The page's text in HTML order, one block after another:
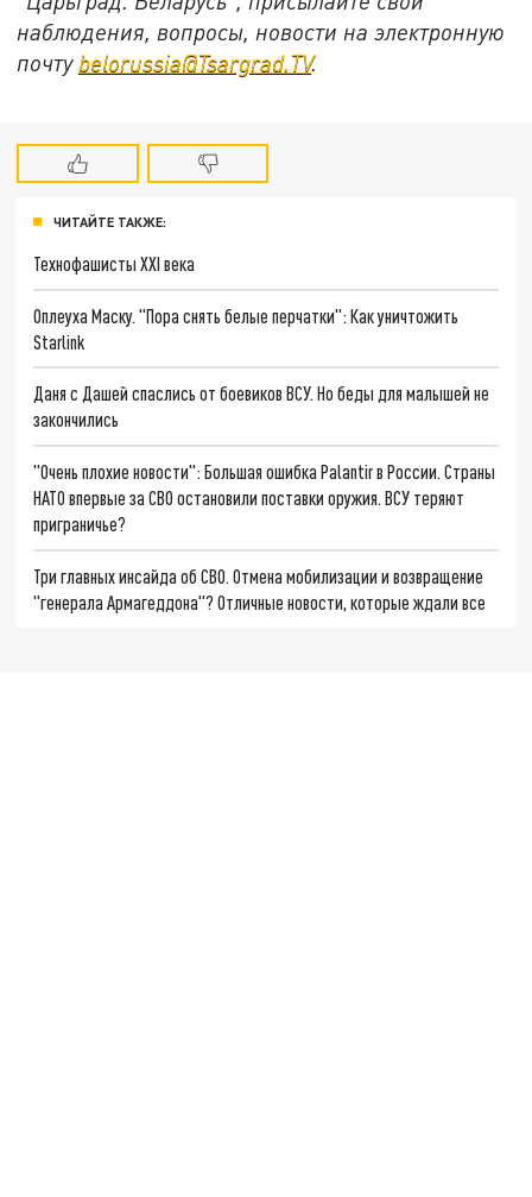
наблюдения, вопросы, новости на электронную
почту belorussia@Tsargrad.TV.
ЧИТАЙТЕ ТАКЖЕ:
Технофашисты XXI века
Оплеуха Маску. "Пора снять белые перчатки": Как уничтожить
Starlink
Даня с Дашей спаслись от боевиков ВСУ. Но беды для малышей не
закончились
"Очень плохие новости": Большая ошибка Palantir в России. Страны
НАТО впервые за СВО остановили поставки оружия. ВСУ теряют
приграничье?
Три главных инсайда об СВО. Отмена мобилизации и возвращение
"генерала Армагеддона"? Отличные новости, которые ждали все